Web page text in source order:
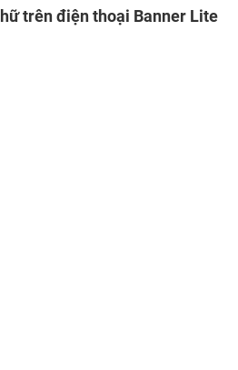
trên điện thoại Banner Lite